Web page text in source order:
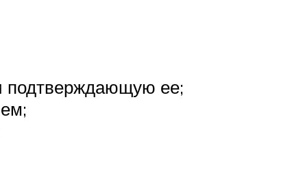
подтверждающую ее;